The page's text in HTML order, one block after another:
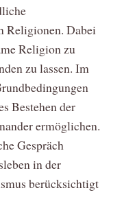
Religionen. Dabei
Religion zu
zu lassen. Im
Bestehen der
ermöglichen.
Gespräch
in der
berücksichtigt